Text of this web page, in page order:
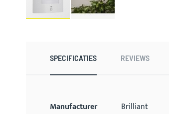
SPECIFICATIES REVIEWS
Meer
Manufacturer
Brilliant